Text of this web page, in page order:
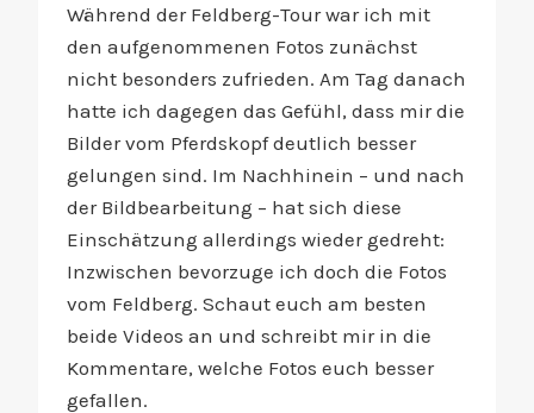
Während der Feldberg-Tour war ich mit
den aufgenommenen Fotos zunächst
nicht besonders zufrieden. Am Tag danach
hatte ich dagegen das Gefühl, dass mir die
Bilder vom Pferdskopf deutlich besser
gelungen sind. Im Nachhinein – und nach
der Bildbearbeitung – hat sich diese
Einschätzung allerdings wieder gedreht:
Inzwischen bevorzuge ich doch die Fotos
vom Feldberg. Schaut euch am besten
beide Videos an und schreibt mir in die
Kommentare, welche Fotos euch besser
gefallen.